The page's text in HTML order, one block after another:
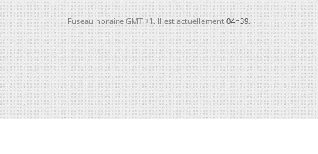
Fuseau horaire GMT +1. Il est actuellement04h39.